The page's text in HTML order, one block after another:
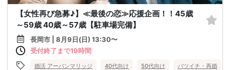
【女性再び急募♪】≪最後の恋≫応援企画！！45歳
～59歳 40歳～57歳【駐車場完備】
長岡市 | 8月9日(日) 13:30〜
受付終了まで19時間
婚活 アーバンマリッジ 40代向け 50代向け バツイチ・再婚